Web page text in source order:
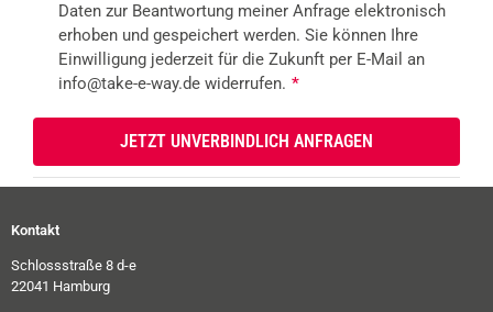
Daten zur Beantwortung meiner Anfrage elektronisch
erhoben und gespeichert werden. Sie können Ihre
Einwilligung jederzeit für die Zukunft per E-Mail an
info@take-e-way.de widerrufen. *
Kontakt
Schlossstraße 8 d-e
22041 Hamburg